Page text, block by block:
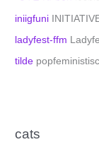
iniigfuni
ladyfest-ffm
tilde
cats